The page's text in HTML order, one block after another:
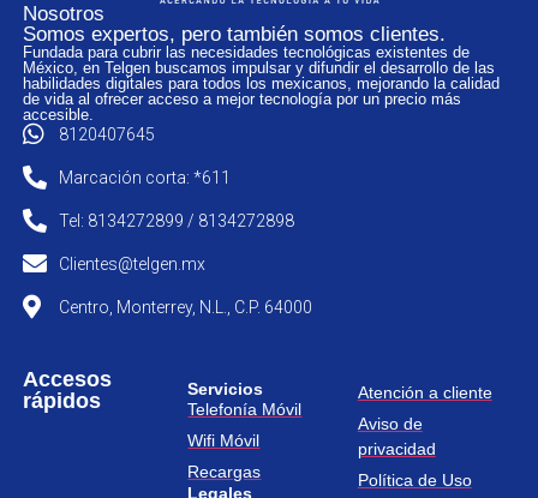
Nosotros
Somos expertos, pero también somos clientes.
Fundada para cubrir las necesidades tecnológicas existentes de
México, en Telgen buscamos impulsar y difundir el desarrollo de las
habilidades digitales para todos los mexicanos, mejorando la calidad
de vida al ofrecer acceso a mejor tecnología por un precio más
accesible.
8120407645
Marcación corta: *611
Tel: 8134272899 / 8134272898
Clientes@telgen.mx
Centro, Monterrey, N.L., C.P. 64000
Accesos
rápidos
Servicios
Telefonía Móvil
Wifi Móvil
Recargas
Legales
Atención a cliente
Aviso de
privacidad
Política de Uso